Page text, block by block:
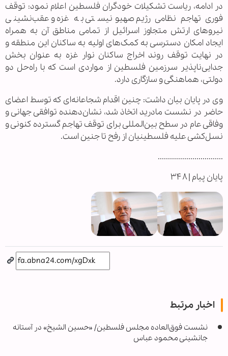
در ادامه، ریاست تشکیلات خودگران فلسطین اعلام نمود: توقف
فوری تهاجم نظامی رژیم صهیونیستی به غزه و عقب‌نشینی
نیروهای ارتش متجاوز اسرائیل از تمامی مناطق آن به همراه
ایجاد امکان دسترسی به کمک‌های اولیه به ساکنان این منطقه و
در نهایت توقف روند اخراج ساکنان نوار غزه به عنوان بخش
جدایی‌ناپذیر سرزمین فلسطین از مواردی است که با راه‌حل دو
دولتی، هماهنگی و سازگاری دارد.
وی در پایان بیان داشت: چنین اقدام شجاعانه‌ای که توسط اعضای
حاضر در نشست مادرید اتخاذ شد، نشان‌دهنده توافقی جهانی و
وفاقی عام در سطح بین‌المللی برای توقف تهاجم گسترده کنونی و
نسل‌کشی علیه فلسطینیان از رفح تا جنین است.
................................
پایان پیام | ۳۴۸
اخبار مرتبط
نشست فوق‌العاده مجلس فلسطین/ «حسین الشیخ» در آستانه
جانشینی محمود عباس